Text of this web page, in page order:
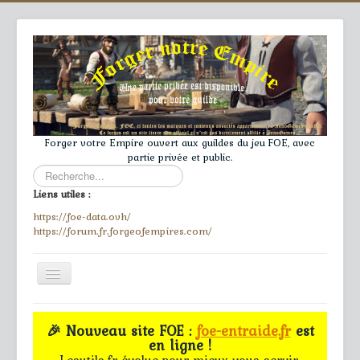
Forger votre Empire ouvert aux guildes du jeu FOE, avec
partie privée et public.
Rechercher
Liens utiles :
https://foe-data.ovh/
https://forum.fr.forgeofempires.com/
Toggle
Navigation
≡
Accueil
🎉 Nouveau site FOE :foe-entraide.frest
en ligne !